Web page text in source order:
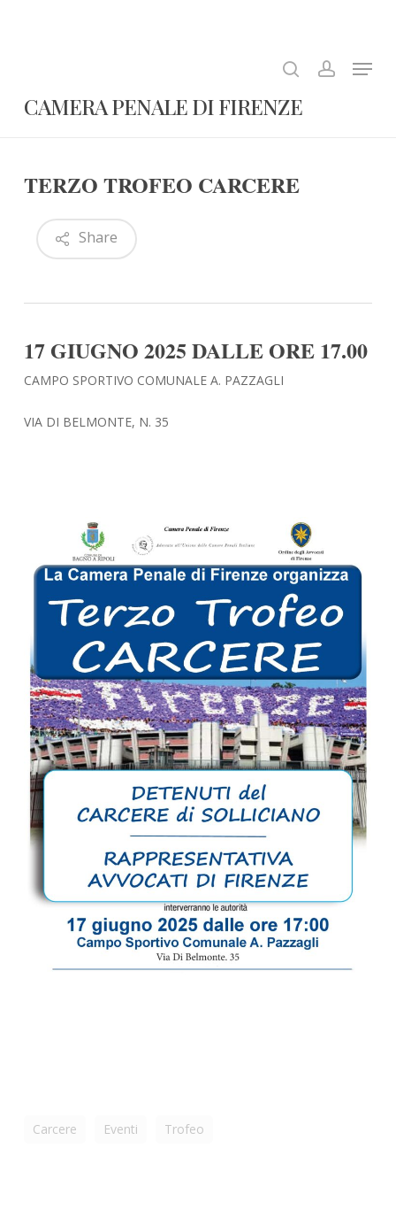
CAMERA PENALE DI FIRENZE
Menu
TERZO TROFEO CARCERE
Share
17 GIUGNO 2025 DALLE ORE 17.00
CAMPO SPORTIVO COMUNALE A. PAZZAGLI
VIA DI BELMONTE, N. 35
Carcere Eventi Trofeo
Menu